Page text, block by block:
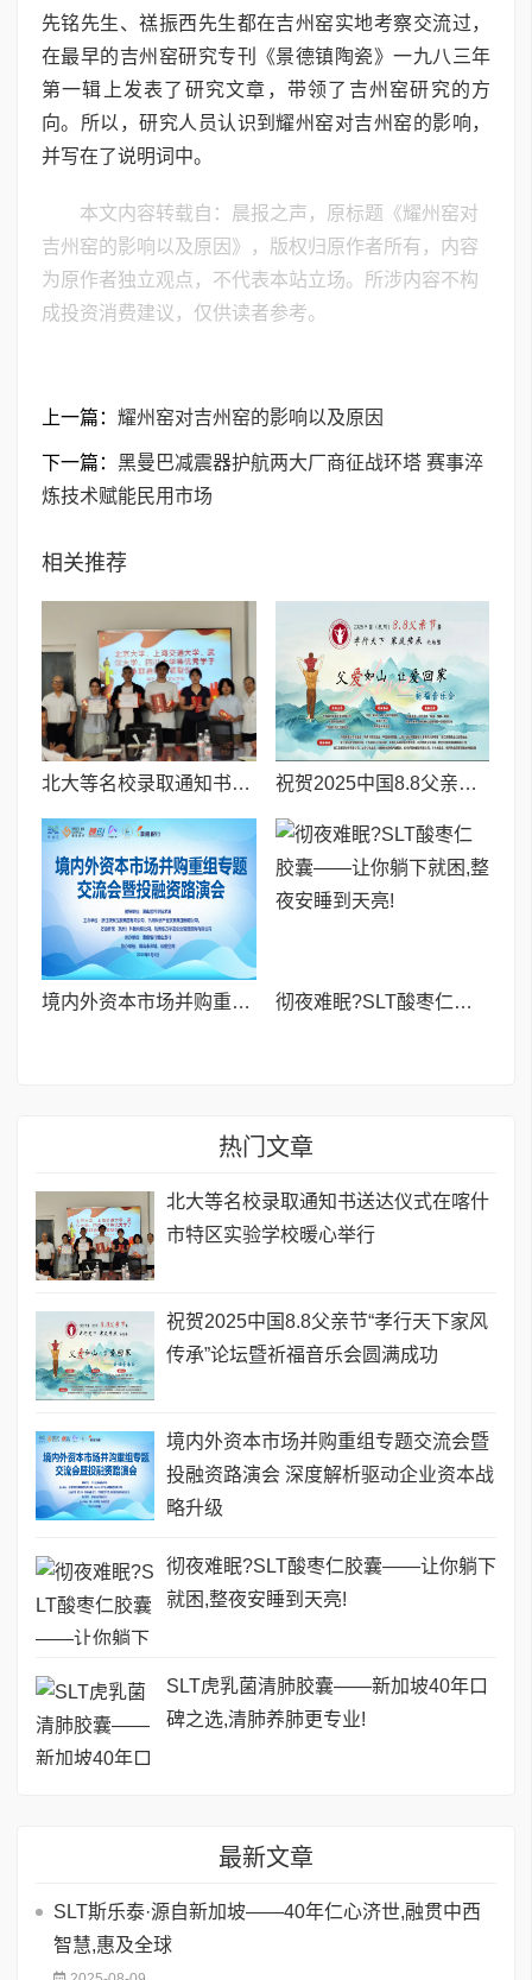
先铭先生、禚振西先生都在吉州窑实地考察交流过，
在最早的吉州窑研究专刊《景德镇陶瓷》一九八三年
第一辑上发表了研究文章，带领了吉州窑研究的方
向。所以，研究人员认识到耀州窑对吉州窑的影响，
并写在了说明词中。
本文内容转载自：晨报之声，原标题《耀州窑对
吉州窑的影响以及原因》，版权归原作者所有，内容
为原作者独立观点，不代表本站立场。所涉内容不构
成投资消费建议，仅供读者参考。
上一篇： 耀州窑对吉州窑的影响以及原因
下一篇： 黑曼巴减震器护航两大厂商征战环塔 赛事淬
炼技术赋能民用市场
相关推荐
北大等名校录取通知书送达仪式在喀什市特区实验学校暖心举行 祝贺2025中国8.8父亲节“孝行天下家风传承”论坛暨祈福音乐会圆满成功
境内外资本市场并购重组专题交流会暨投融资路演会 深度解析驱动企业资本战略升级 彻夜难眠?SLT酸枣仁胶囊——让你躺下就困,整夜安睡到天亮!
热门文章
北大等名校录取通知书送达仪式在喀什
市特区实验学校暖心举行
祝贺2025中国8.8父亲节“孝行天下家风
传承”论坛暨祈福音乐会圆满成功
境内外资本市场并购重组专题交流会暨
投融资路演会 深度解析驱动企业资本战
略升级
彻夜难眠?SLT酸枣仁胶囊——让你躺下
就困,整夜安睡到天亮!
SLT虎乳菌清肺胶囊——新加坡40年口
碑之选,清肺养肺更专业!
最新文章
SLT斯乐泰·源自新加坡——40年仁心济世,融贯中西
智慧,惠及全球